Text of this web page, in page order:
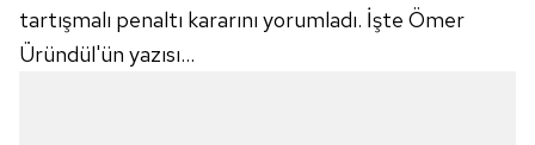
tartışmalı penaltı kararını yorumladı. İşte Ömer
Üründül'ün yazısı...